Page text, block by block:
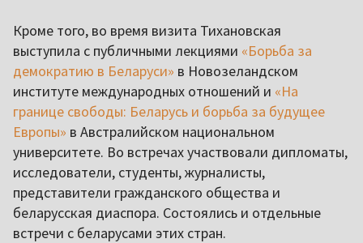
Кроме того, во время визита Тихановская
выступила с публичными лекциями «Борьба за
демократию в Беларуси» в Новозеландском
институте международных отношений и «На
границе свободы: Беларусь и борьба за будущее
Европы» в Австралийском национальном
университете. Во встречах участвовали дипломаты,
исследователи, студенты, журналисты,
представители гражданского общества и
беларусская диаспора. Состоялись и отдельные
встречи с беларусами этих стран.